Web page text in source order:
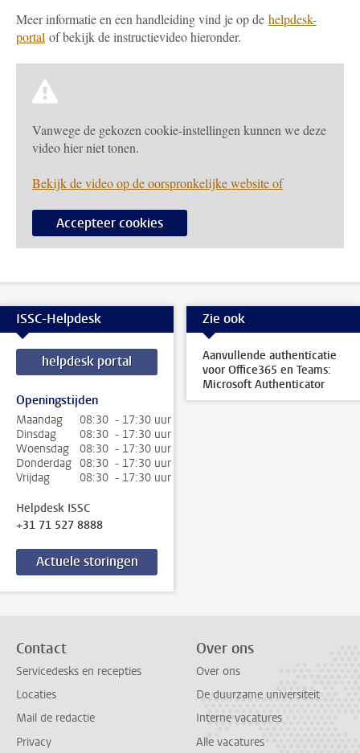
Meer informatie en een handleiding vind je op de helpdesk-
portal of bekijk de instructievideo hieronder.
Vanwege de gekozen cookie-instellingen kunnen we deze
video hier niet tonen.
Bekijk de video op de oorspronkelijke website of
Accepteer cookies
ISSC-Helpdesk
helpdesk portal
Openingstijden
Maandag
08:30 - 17:30 uur
Dinsdag
08:30 - 17:30 uur
Woensdag
08:30 - 17:30 uur
Donderdag 08:30 - 17:30 uur
Vrijdag
08:30 - 17:30 uur
Helpdesk ISSC
+31 71 527 8888
Actuele storingen
Zie ook
Aanvullende authenticatie
voor Office365 en Teams:
Microsoft Authenticator
Contact
Servicedesks en recepties
Locaties
Mail de redactie
Privacy
Over ons
Over ons
De duurzame universiteit
Interne vacatures
Alle vacatures